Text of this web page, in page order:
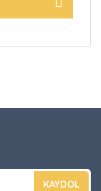
KAYDOL